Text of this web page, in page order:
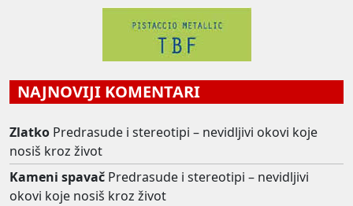
NAJNOVIJI KOMENTARI
Zlatko Predrasude i stereotipi – nevidljivi okovi koje
nosiš kroz život
Kameni spavač Predrasude i stereotipi – nevidljivi
okovi koje nosiš kroz život